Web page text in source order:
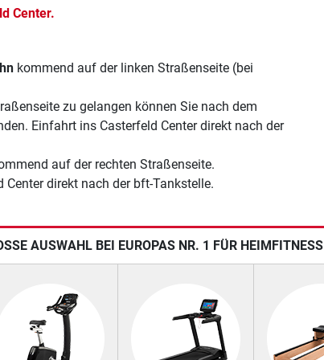
Center.
kommend auf der linken Straßenseite (bei
zu gelangen können Sie nach dem
Einfahrt ins Casterfeld Center direkt nach der
auf der rechten Straßenseite.
Center direkt nach der bft-Tankstelle.
AUSWAHL BEI EUROPAS NR. 1 FÜR HEIMFITNESS